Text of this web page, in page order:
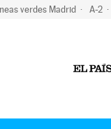
verdes Madrid A-2